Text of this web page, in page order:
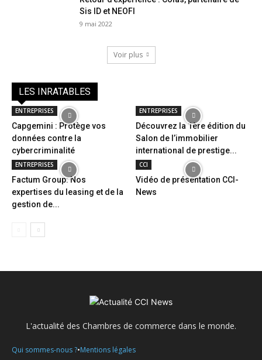
Sis ID et NEOFI
9 mai 2022
Voir plus
LES INRATABLES
ENTREPRISES
Capgemini : Protège vos
données contre la
cybercriminalité
ENTREPRISES
Découvrez la 1ère édition du
Salon de l’immobilier
international de prestige...
ENTREPRISES
Factum Group: Nos
expertises du leasing et de la
gestion de...
CCI
Vidéo de présentation CCI-
News
L'actualité des Chambres de commerce dans le monde.
Qui sommes-nous ?•Mentions légales